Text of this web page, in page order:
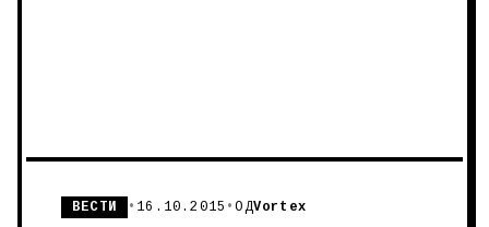
ВЕСТИ • 16.10.2015 •ОДVortex